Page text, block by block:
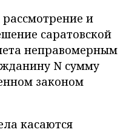
и
саратовской
неправомерным
N сумму
законом
касаются